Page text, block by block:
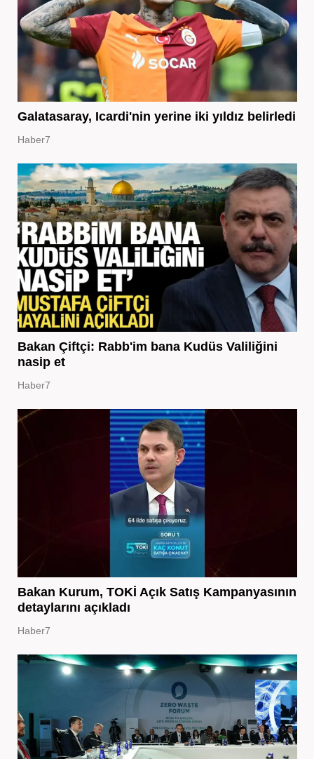
Galatasaray, Icardi'nin yerine iki yıldız belirledi
Haber7
Bakan Çiftçi: Rabb'im bana Kudüs Valiliğini
nasip et
Haber7
Bakan Kurum, TOKİ Açık Satış Kampanyasının
detaylarını açıkladı
Haber7